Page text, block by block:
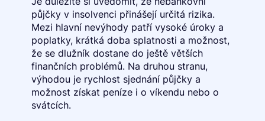
půjčky v insolvenci přinášejí určitá rizika.
Mezi hlavní nevýhody patří vysoké úroky a
poplatky, krátká doba splatnosti a možnost,
že se dlužník dostane do ještě větších
finančních problémů. Na druhou stranu,
výhodou je rychlost sjednání půjčky a
možnost získat peníze i o víkendu nebo o
svátcích.